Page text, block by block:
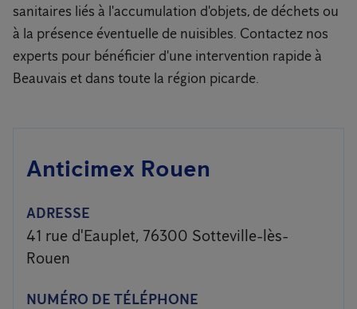
sanitaires liés à l'accumulation d'objets, de déchets ou
à la présence éventuelle de nuisibles. Contactez nos
experts pour bénéficier d'une intervention rapide à
Beauvais et dans toute la région picarde.
Anticimex Rouen
ADRESSE
41 rue d'Eauplet, 76300 Sotteville-lès-
Rouen
NUMÉRO DE TÉLÉPHONE